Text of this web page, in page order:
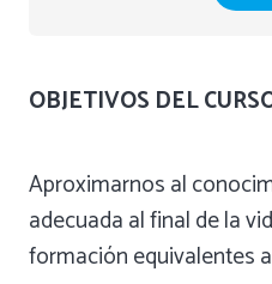
OBJETIVOS DEL
Aproximarnos al
adecuada al final de la
formación equivalentes